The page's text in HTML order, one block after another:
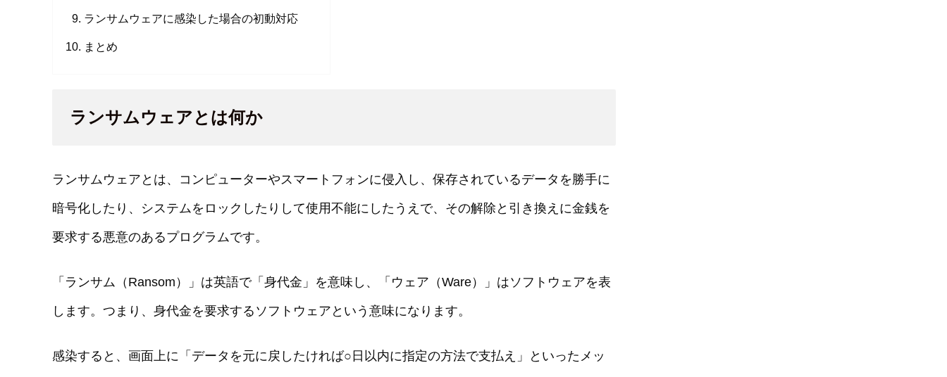
ランサムウェアに感染した場合の初動対応
まとめ
ランサムウェアとは何か
ランサムウェアとは、コンピューターやスマートフォンに侵入し、保存されているデータを勝手に
暗号化したり、システムをロックしたりして使用不能にしたうえで、その解除と引き換えに金銭を
要求する悪意のあるプログラムです。
「ランサム（Ransom）」は英語で「身代金」を意味し、「ウェア（Ware）」はソフトウェアを表
します。つまり、身代金を要求するソフトウェアという意味になります。
感染すると、画面上に「データを元に戻したければ○日以内に指定の方法で支払え」といったメッ